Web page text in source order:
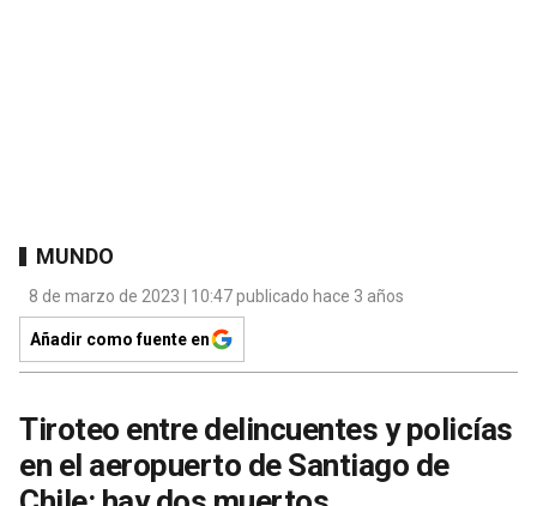
MUNDO
8 de marzo de 2023 | 10:47 publicado hace 3 años
Añadir como fuente en
Tiroteo entre delincuentes y policías
en el aeropuerto de Santiago de